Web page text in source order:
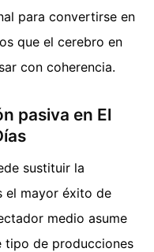
para convertirse en
que el cerebro en
con coherencia.
pasiva en El
sustituir la
el mayor éxito de
medio asume
tipo de producciones